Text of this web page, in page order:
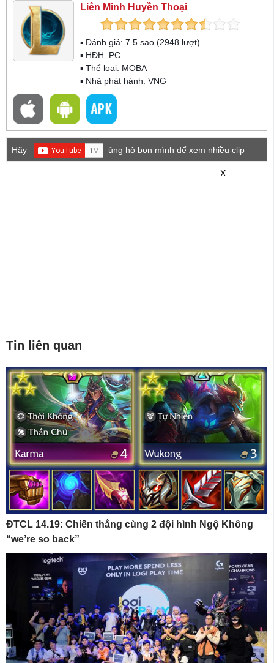
Liên Minh Huyền Thoại
▪ Đánh giá: 7.5 sao (2948 lượt)
▪ HĐH: PC
▪ Thể loại: MOBA
▪ Nhà phát hành: VNG
Hãy
ủng hộ bọn mình để xem nhiều clip
X
Tin liên quan
ĐTCL 14.19: Chiến thắng cùng 2 đội hình Ngộ Không
“we’re so back”